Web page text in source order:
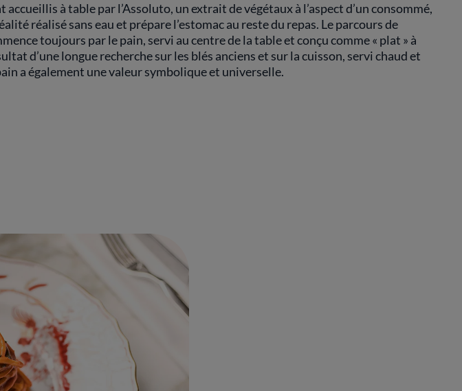
accueillis à table par l’Assoluto, un extrait de végétaux à l’aspect d’un consommé,
réalisé sans eau et prépare l’estomac au reste du repas. Le parcours de
toujours par le pain, servi au centre de la table et conçu comme « plat » à
d’une longue recherche sur les blés anciens et sur la cuisson, servi chaud et
a également une valeur symbolique et universelle.